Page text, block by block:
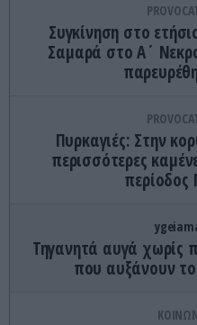
Συγκίνηση στο
Σαμαρά στο Α΄
Πυρκαγιές: Στην
περισσότερες
Τηγανητά αυγά χωρίς
που αυξάνουν το